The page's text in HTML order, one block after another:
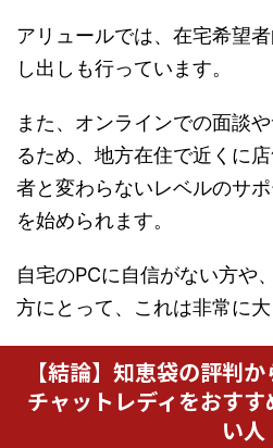
アリュールでは、在宅希望
し出しも行っています。
また、オンラインでの面談
るため、地方在住で近くに
者と変わらないレベルのサ
を始められます。
自宅のPCに自信がない方や
方にとって、これは非常に大
【結論】知恵袋の評判
チャットレディをおす
い人